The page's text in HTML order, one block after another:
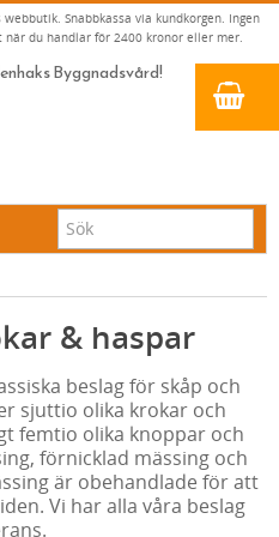
Snabbkassa via kundkorgen. Ingen
du handlar för 2400 kronor eller mer.
Byggnadsvård!
MERA& haspar
beslag för skåp och
sjuttio olika krokar och
femtio olika knoppar och
förnicklad mässing och
är obehandlade för att
Vi har alla våra beslag